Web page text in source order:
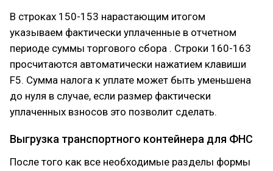
В строках 150-153 нарастающим итогом
указываем фактически уплаченные в отчетном
периоде суммы торгового сбора . Строки 160-163
просчитаются автоматически нажатием клавиши
F5. Сумма налога к уплате может быть уменьшена
до нуля в случае, если размер фактически
уплаченных взносов это позволит сделать.
Выгрузка транспортного контейнера для ФНС
После того как все необходимые разделы формы